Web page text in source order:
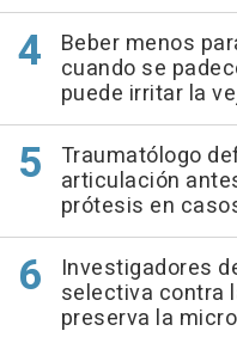
Beber menos
cuando se
puede irritar la
Traumatólogo
articulación
prótesis en
Investigadores
selectiva contra
preserva la